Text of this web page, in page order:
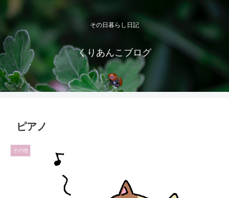
その日暮らし日記
くりあんこブログ
ピアノ
その他